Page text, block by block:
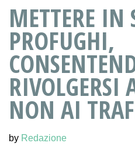
METTERE IN
PROFUGHI,
RIVOLGERSI
NON AI
by Redazione